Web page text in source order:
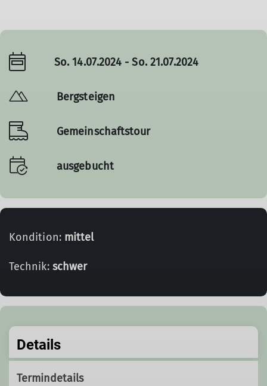
So. 14.07.2024 - So. 21.07.2024
Bergsteigen
Gemeinschaftstour
ausgebucht
Kondition: mittel
Technik: schwer
Details
Termindetails